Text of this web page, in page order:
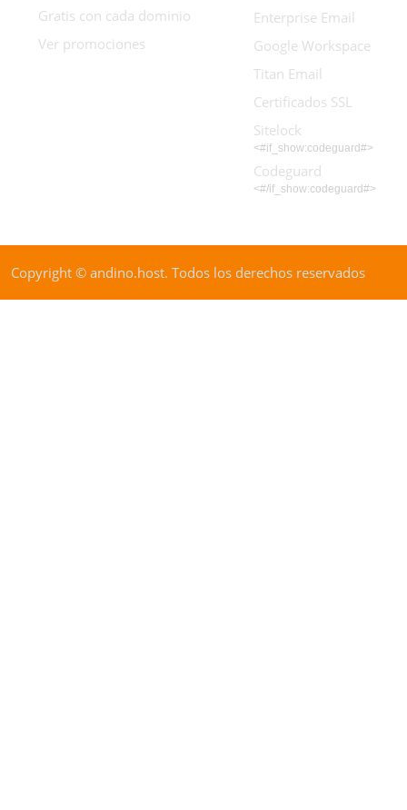
Gratis con cada dominio
Ver promociones
Enterprise Email
Google Workspace
Titan Email
Certificados SSL
Sitelock
<#if_show:codeguard#>
Codeguard
<#/if_show:codeguard#>
Copyright © andino.host. Todos los derechos reservados